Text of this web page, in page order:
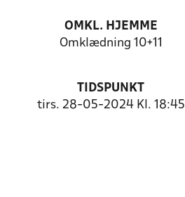
OMKL. HJEMME
Omklædning 10+11
TIDSPUNKT
tirs. 28-05-2024 Kl. 18:45